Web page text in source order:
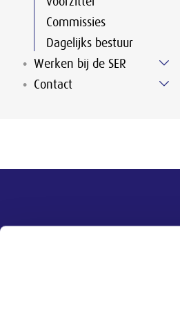
Commissies
Dagelijks bestuur
Werken bij de SER
Contact